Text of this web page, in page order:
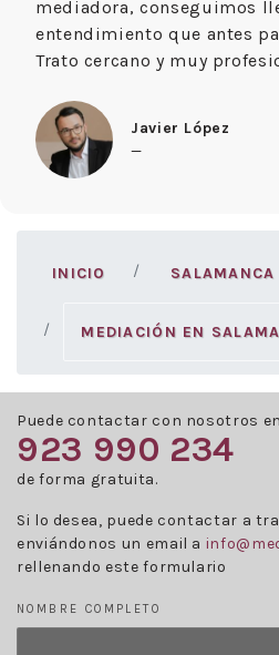
mediadora, conseguimos
entendimiento que antes
Trato cercano y muy
Javier López
—
INICIO SALAMANCA
MEDIACIÓN EN
Puede contactar con nosotros
923 990 234
de forma gratuita.
Si lo desea, puede contactar a
enviándonos un email a
rellenando este formulario
NOMBRE COMPLETO